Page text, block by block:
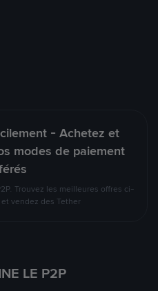
- Achetez et
modes de paiement
Trouvez les meilleures offres ci-
vendez des Tether
LE P2P